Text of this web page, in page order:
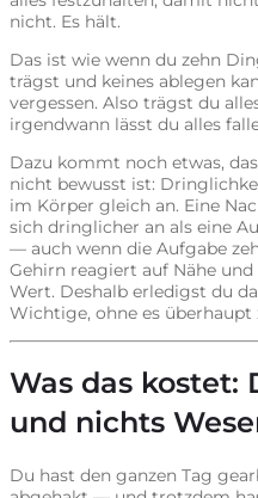
nicht. Es hält.
Das ist wie wenn du zehn
trägst und keines ablegen
vergessen. Also trägst du
irgendwann lässt du alles
Dazu kommt noch etwas,
nicht bewusst ist:
im Körper gleich an. Eine
sich dringlicher an als eine
— auch wenn die Aufgabe
Gehirn reagiert auf Nähe
Wert. Deshalb erledigst du
Wichtige, ohne es überhaupt
Was das kostet:
und nichts
Du hast den ganzen Tag